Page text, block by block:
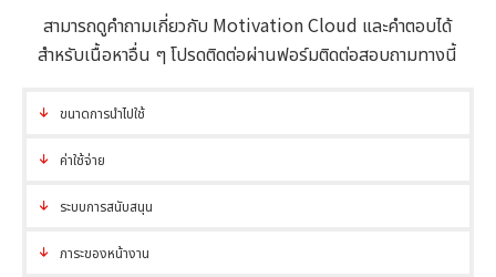
สามารถดูคำถามเกี่ยวกับ Motivation Cloud และคำตอบได้
สำหรับเนื้อหาอื่น ๆ โปรดติดต่อผ่านฟอร์มติดต่อสอบถามทางนี้
ขนาดการนำไปใช้
ค่าใช้จ่าย
ระบบการสนับสนุน
ภาระของหน้างาน